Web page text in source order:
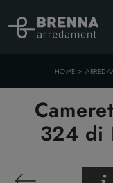
HOME >
324 di